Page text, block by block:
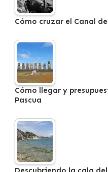
Cómo cruzar el Canal
Cómo llegar y
Pascua